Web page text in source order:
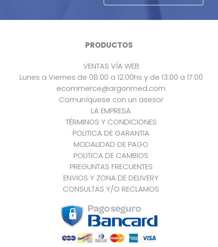
PRODUCTOS
VENTAS VÍA WEB
Lunes a Viernes de 08:00 a 12:00hs y de 13:00 a 17:00
ecommerce@argonmed.com
Comuníquese con un asesor
LA EMPRESA
TÉRMINOS Y CONDICIONES
POLITICA DE GARANTIA
MODALIDAD DE PAGO
POLITICA DE CAMBIOS
PREGUNTAS FRECUENTES
ENVIOS Y ZONA DE DELIVERY
CONSULTAS Y/O RECLAMOS